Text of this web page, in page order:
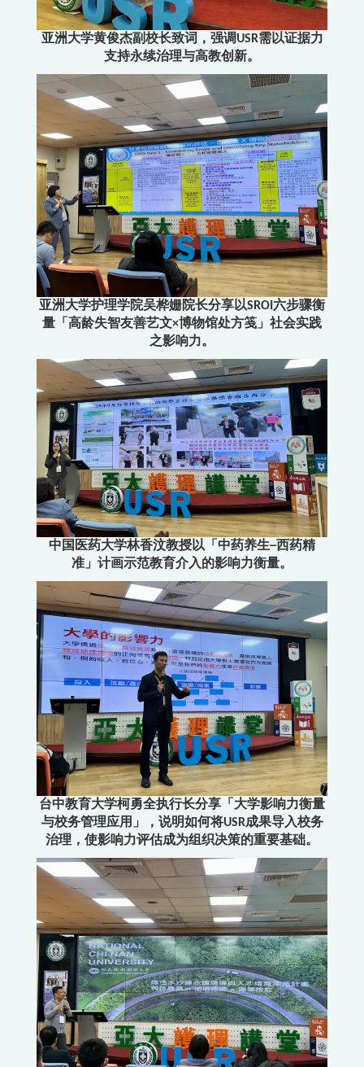
亚洲大学黄俊杰副校长致词，强调USR需以证据力
支持永续治理与高教创新。
亚洲大学护理学院吴桦姗院长分享以SROI六步骤衡
量「高龄失智友善艺文×博物馆处方笺」社会实践
之影响力。
中国医药大学林香汶教授以「中药养生─西药精
准」计画示范教育介入的影响力衡量。
台中教育大学柯勇全执行长分享「大学影响力衡量
与校务管理应用」，说明如何将USR成果导入校务
治理，使影响力评估成为组织决策的重要基础。